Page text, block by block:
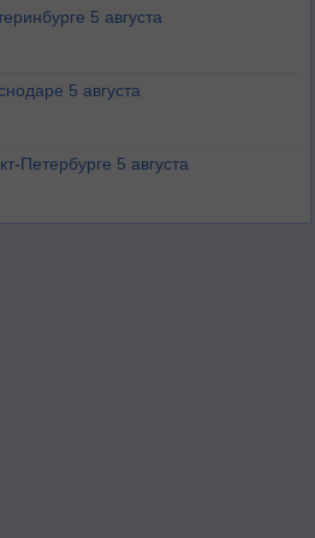
5 августа
5 августа
Петербурге 5 августа